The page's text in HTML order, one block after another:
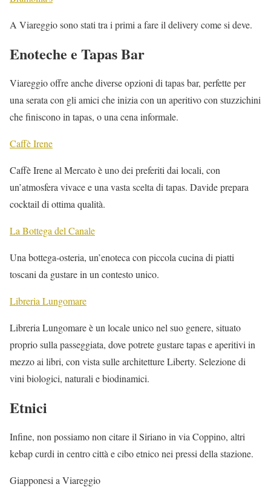
A Viareggio sono stati tra i primi a fare il delivery come si deve.
Enoteche e Tapas Bar
Viareggio offre anche diverse opzioni di tapas bar, perfette per
una serata con gli amici che inizia con un aperitivo con stuzzichini
che finiscono in tapas, o una cena informale.
Caffè Irene
Caffè Irene al Mercato è uno dei preferiti dai locali, con
un’atmosfera vivace e una vasta scelta di tapas. Davide prepara
cocktail di ottima qualità.
La Bottega del Canale
Una bottega-osteria, un’enoteca con piccola cucina di piatti
toscani da gustare in un contesto unico.
Libreria Lungomare
Libreria Lungomare è un locale unico nel suo genere, situato
proprio sulla passeggiata, dove potrete gustare tapas e aperitivi in
mezzo ai libri, con vista sulle architetture Liberty. Selezione di
vini biologici, naturali e biodinamici.
Etnici
Infine, non possiamo non citare il Siriano in via Coppino, altri
kebap curdi in centro città e cibo etnico nei pressi della stazione.
Giapponesi a Viareggio